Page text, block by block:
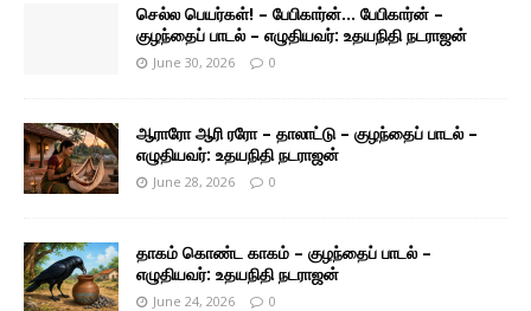
செல்ல பெயர்கள்! – பேபிகார்ன்… பேபிகார்ன் –
குழந்தைப் பாடல் – எழுதியவர்: உதயநிதி நடராஜன்
June 30, 2026 0
ஆராரோ ஆரி ரரோ – தாலாட்டு – குழந்தைப் பாடல் –
எழுதியவர்: உதயநிதி நடராஜன்
June 28, 2026 0
தாகம் கொண்ட காகம் – குழந்தைப் பாடல் –
எழுதியவர்: உதயநிதி நடராஜன்
June 24, 2026 0